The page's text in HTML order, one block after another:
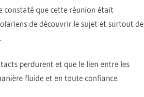
constaté que cette réunion était
de découvrir le sujet et surtout de
perdurent et que le lien entre les
fluide et en toute confiance.